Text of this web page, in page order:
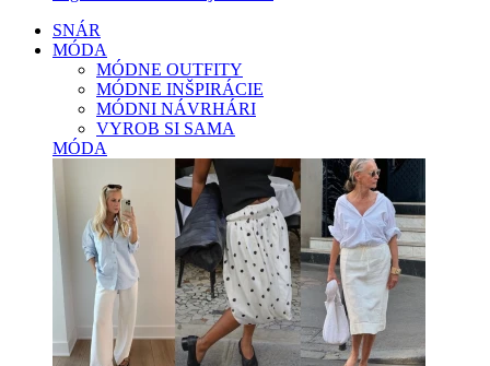
SNÁR
MÓDA
MÓDNE OUTFITY
MÓDNE INŠPIRÁCIE
MÓDNI NÁVRHÁRI
VYROB SI SAMA
MÓDA